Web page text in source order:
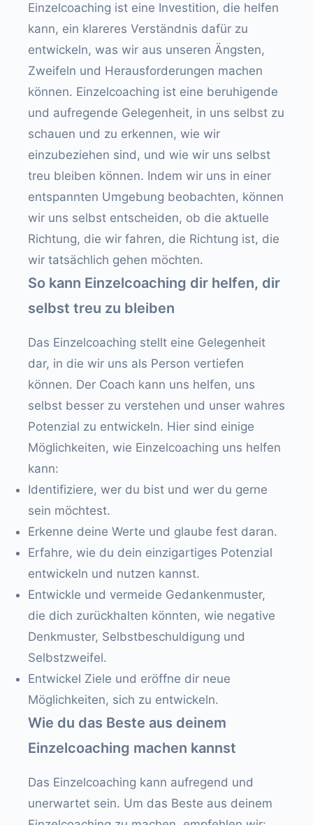
Einzelcoaching ist eine Investition, die helfen
kann, ein klareres Verständnis dafür zu
entwickeln, was wir aus unseren Ängsten,
Zweifeln und Herausforderungen machen
können. Einzelcoaching ist eine beruhigende
und aufregende Gelegenheit, in uns selbst zu
schauen und zu erkennen, wie wir
einzubeziehen sind, und wie wir uns selbst
treu bleiben können. Indem wir uns in einer
entspannten Umgebung beobachten, können
wir uns selbst entscheiden, ob die aktuelle
Richtung, die wir fahren, die Richtung ist, die
wir tatsächlich gehen möchten.
So kann Einzelcoaching dir helfen, dir
selbst treu zu bleiben
Das Einzelcoaching stellt eine Gelegenheit
dar, in die wir uns als Person vertiefen
können. Der Coach kann uns helfen, uns
selbst besser zu verstehen und unser wahres
Potenzial zu entwickeln. Hier sind einige
Möglichkeiten, wie Einzelcoaching uns helfen
kann:
Identifiziere, wer du bist und wer du gerne
sein möchtest.
Erkenne deine Werte und glaube fest daran.
Erfahre, wie du dein einzigartiges Potenzial
entwickeln und nutzen kannst.
Entwickle und vermeide Gedankenmuster,
die dich zurückhalten könnten, wie negative
Denkmuster, Selbstbeschuldigung und
Selbstzweifel.
Entwickel Ziele und eröffne dir neue
Möglichkeiten, sich zu entwickeln.
Wie du das Beste aus deinem
Einzelcoaching machen kannst
Das Einzelcoaching kann aufregend und
unerwartet sein. Um das Beste aus deinem